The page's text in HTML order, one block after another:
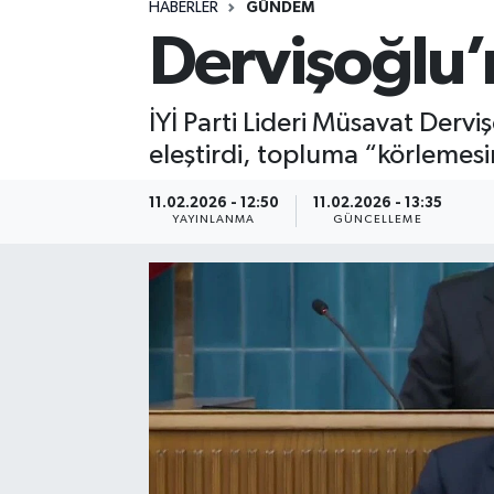
HABERLER GÜNDEM
İYİ Parti Lideri Müsavat
eleştirdi, topluma
11.02.2026 - 12:50
YAYINLANMA
11.02.2026 - 13:35
GÜNCELLEME